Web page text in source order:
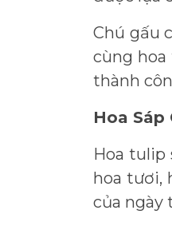
Chú gấu
cùng
thành
Hoa Sáp
Hoa tulip
hoa tươi,
của ngày